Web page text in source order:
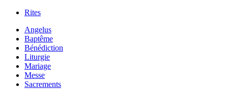
Rites
Angelus
Baptême
Bénédiction
Liturgie
Mariage
Messe
Sacrements